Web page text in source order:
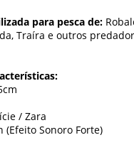
para pesca de:
Traíra e outros
/ Zara
(Efeito Sonoro Forte)